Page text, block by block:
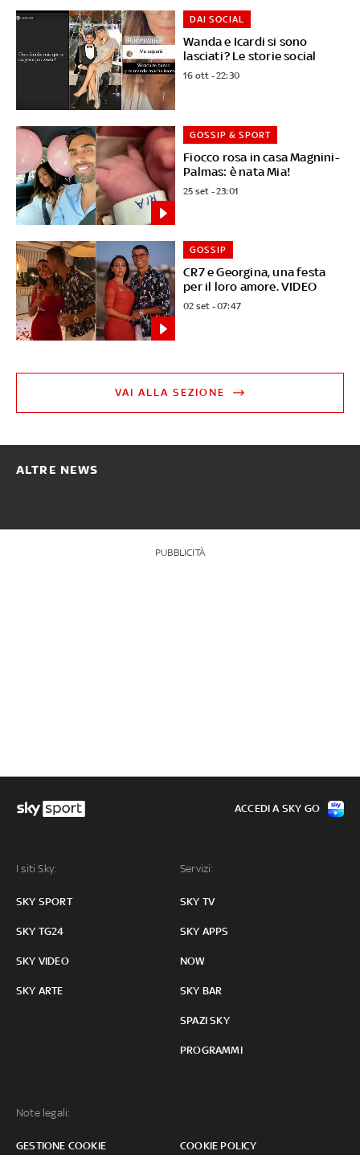
Wanda e Icardi si sono
lasciati? Le storie social
DAI SOCIAL
16 ott - 22:30
Fiocco rosa in casa Magnini-
Palmas: è nata Mia!
GOSSIP & SPORT
25 set - 23:01
CR7 e Georgina, una festa
per il loro amore. VIDEO
GOSSIP
02 set - 07:47
VAI ALLA SEZIONE
ALTRE NEWS
PUBBLICITÀ
I siti Sky:
SKY SPORT
SKY TG24
SKY VIDEO
SKY ARTE
Servizi:
SKY TV
SKY APPS
NOW
SKY BAR
SPAZI SKY
PROGRAMMI
Note legali:
GESTIONE COOKIE COOKIE POLICY
ACCEDI A SKY GO